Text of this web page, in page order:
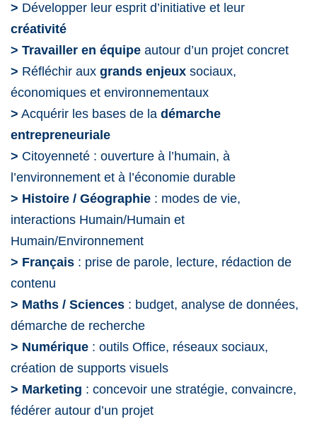
> Développer leur esprit d’initiative et leur
créativité
> Travailler en équipe autour d’un projet concret
> Réfléchir aux grands enjeux sociaux,
économiques et environnementaux
> Acquérir les bases de la démarche
entrepreneuriale
> Citoyenneté : ouverture à l’humain, à
l’environnement et à l’économie durable
> Histoire / Géographie : modes de vie,
interactions Humain/Humain et
Humain/Environnement
> Français : prise de parole, lecture, rédaction de
contenu
> Maths / Sciences : budget, analyse de données,
démarche de recherche
> Numérique : outils Office, réseaux sociaux,
création de supports visuels
> Marketing : concevoir une stratégie, convaincre,
fédérer autour d’un projet